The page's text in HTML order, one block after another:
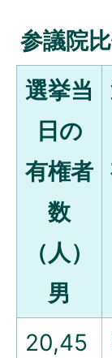
参議院
選挙当
日の
有権者
数
（人）
男
20,45